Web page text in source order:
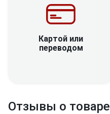
Картой или
переводом
Отзывы о товаре